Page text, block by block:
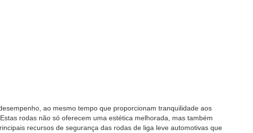
ao mesmo tempo que proporcionam tranquilidade aos
rodas não só oferecem uma estética melhorada, mas também
recursos de segurança das rodas de liga leve automotivas que